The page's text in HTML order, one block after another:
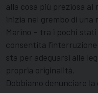
alla cosa più preziosa al
inizia nel grembo di una
Marino – tra i pochi
consentita
sta per adeguarsi alle
propria originalità.
Dobbiamo denunciare